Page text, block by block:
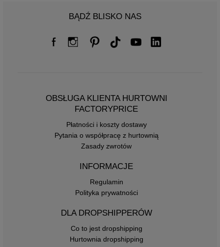
BĄDŹ BLISKO NAS
OBSŁUGA KLIENTA HURTOWNI
FACTORYPRICE
Płatności i koszty dostawy
Pytania o współpracę z hurtownią
Zasady zwrotów
INFORMACJE
Regulamin
Polityka prywatności
DLA DROPSHIPPERÓW
Co to jest dropshipping
Hurtownia dropshipping